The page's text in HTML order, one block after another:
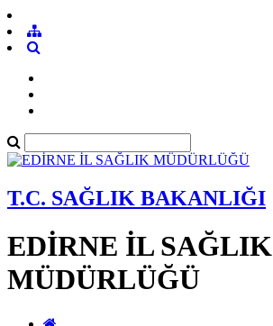
T.C. SAĞLIK BAKANLIĞI
EDİRNE İL SAĞLIK
MÜDÜRLÜĞÜ